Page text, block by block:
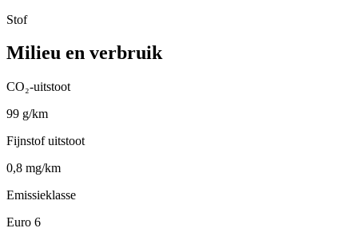
Stof
Milieu en verbruik
CO₂-uitstoot
99 g/km
Fijnstof uitstoot
0,8 mg/km
Emissieklasse
Euro 6